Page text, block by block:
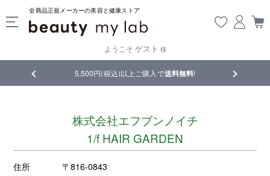
全商品正規メーカーの美容と健康ストア
ようこそ ゲスト 様
5,500円(税込)以上ご購入で送料無料! 【重要】
株式会社エフブンノイチ
1/f HAIR GARDEN
住所
〒816-0843